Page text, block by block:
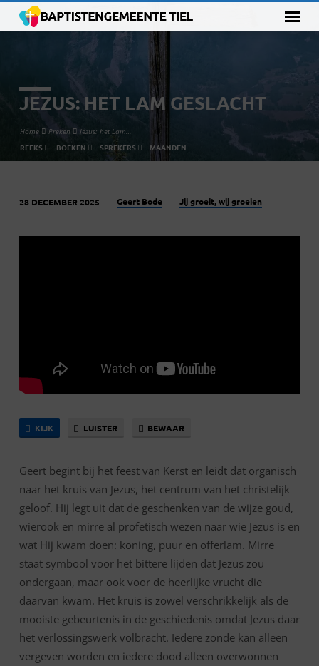
JEZUS: HET LAM GESLACHT
Home Preken Jezus: het Lam…
REEKS BOEKEN SPREKERS MAANDEN
HET
28 DECEMBER 2025 Geert Bode Jij groeit, wij groeien
KIJK LUISTER BEWAAR
Geert begint bij het feest van Kerst en leidt dat organisch
naar het kruis van Jezus, het centrum van het christelijk
geloof. Hij legt uit dat de geschenken van de wijze goud,
wierook en mirre al profetisch wezen naar wie Jezus is en
wat Hij kwam doen: koning, puur en offerlam. Mirre
staat symbool voor het bittere lijden dat Jezus zou
ondergaan, maar ook voor de heerlijke vrucht die
daarvan kwam. Het kruis is zowel verschrikkelijk als de
mooiste gebeurtenis in de geschiedenis omdat Jezus daar
het verlossingswerk volbracht. Iedere zonde kan alleen
vergeven worden en iedere dood alleen overwonnen